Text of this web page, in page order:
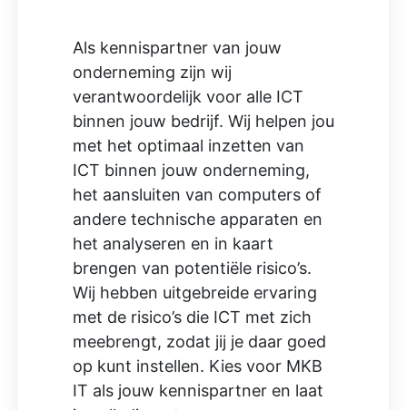
Als kennispartner van jouw
onderneming zijn wij
verantwoordelijk voor alle ICT
binnen jouw bedrijf. Wij helpen jou
met het optimaal inzetten van
ICT binnen jouw onderneming,
het aansluiten van computers of
andere technische apparaten en
het analyseren en in kaart
brengen van potentiële risico’s.
Wij hebben uitgebreide ervaring
met de risico’s die ICT met zich
meebrengt, zodat jij je daar goed
op kunt instellen. Kies voor MKB
IT als jouw kennispartner en laat